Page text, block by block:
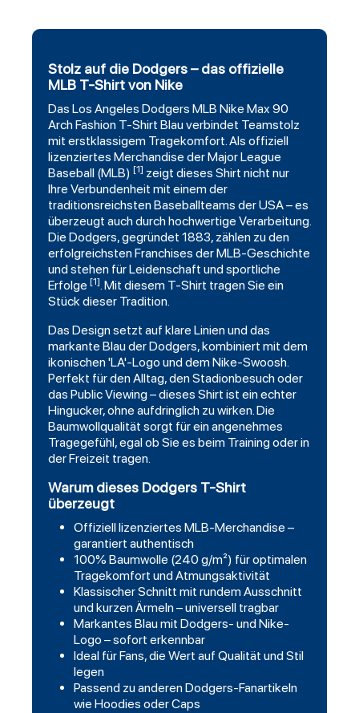
Stolz auf die Dodgers – das offizielle
MLB T-Shirt von Nike
Das Los Angeles Dodgers MLB Nike Max 90
Arch Fashion T-Shirt Blau verbindet Teamstolz
mit erstklassigem Tragekomfort. Als offiziell
lizenziertes Merchandise der Major League
Baseball (MLB) [1] zeigt dieses Shirt nicht nur
Ihre Verbundenheit mit einem der
traditionsreichsten Baseballteams der USA – es
überzeugt auch durch hochwertige Verarbeitung.
Die Dodgers, gegründet 1883, zählen zu den
erfolgreichsten Franchises der MLB-Geschichte
und stehen für Leidenschaft und sportliche
Erfolge [1]. Mit diesem T-Shirt tragen Sie ein
Stück dieser Tradition.
Das Design setzt auf klare Linien und das
markante Blau der Dodgers, kombiniert mit dem
ikonischen 'LA'-Logo und dem Nike-Swoosh.
Perfekt für den Alltag, den Stadionbesuch oder
das Public Viewing – dieses Shirt ist ein echter
Hingucker, ohne aufdringlich zu wirken. Die
Baumwollqualität sorgt für ein angenehmes
Tragegefühl, egal ob Sie es beim Training oder in
der Freizeit tragen.
Warum dieses Dodgers T-Shirt
überzeugt
Offiziell lizenziertes MLB-Merchandise –
garantiert authentisch
100% Baumwolle (240 g/m²) für optimalen
Tragekomfort und Atmungsaktivität
Klassischer Schnitt mit rundem Ausschnitt
und kurzen Ärmeln – universell tragbar
Markantes Blau mit Dodgers- und Nike-
Logo – sofort erkennbar
Ideal für Fans, die Wert auf Qualität und Stil
legen
Passend zu anderen Dodgers-Fanartikeln
wie Hoodies oder Caps